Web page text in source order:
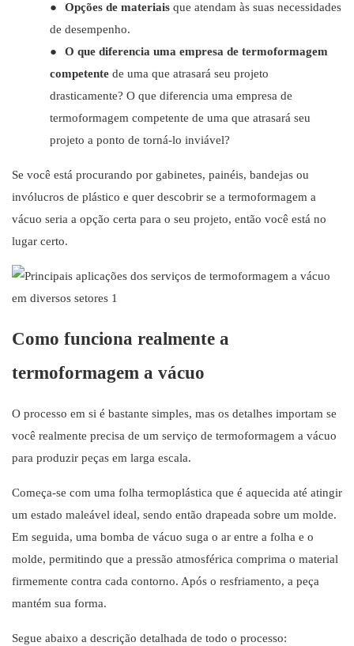
●
Opções de materiais que atendam às suas necessidades
de desempenho.
●
O que diferencia uma empresa de termoformagem
competente de uma que atrasará seu projeto
drasticamente? O que diferencia uma empresa de
termoformagem competente de uma que atrasará seu
projeto a ponto de torná-lo inviável?
Se você está procurando por gabinetes, painéis, bandejas ou
invólucros de plástico e quer descobrir se a termoformagem a
vácuo seria a opção certa para o seu projeto, então você está no
lugar certo.
Como funciona realmente a
termoformagem a vácuo
O processo em si é bastante simples, mas os detalhes importam se
você realmente precisa de um serviço de termoformagem a vácuo
para produzir peças em larga escala.
Começa-se com uma folha termoplástica que é aquecida até atingir
um estado maleável ideal, sendo então drapeada sobre um molde.
Em seguida, uma bomba de vácuo suga o ar entre a folha e o
molde, permitindo que a pressão atmosférica comprima o material
firmemente contra cada contorno. Após o resfriamento, a peça
mantém sua forma.
Segue abaixo a descrição detalhada de todo o processo: